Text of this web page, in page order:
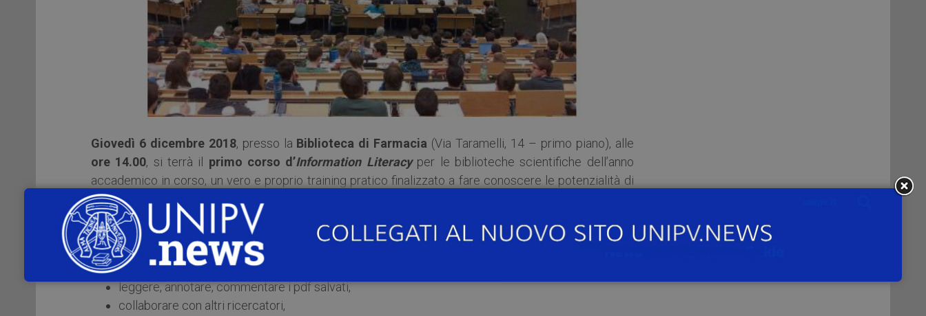
Giovedì 6 dicembre 2018, presso la Biblioteca di Farmacia (Via Taramelli, 14 – primo piano), alle
ore 14.00, si terrà il primo corso d’Information Literacyper le biblioteche scientifiche dell’anno
accademico in corso, un vero e proprio training pratico finalizzato a fare conoscere le potenzialità di
Mendeley, il software di gestione bibliografica che ti permette di:
creare la tua collezione di riferimenti bibliografici efull-text da banche dati e dal web,
inserire riferimenti bibliografici nei documenti,
generare automaticamente citazioni e bibliografie nello stile citazionale richiesto,
leggere, annotare, commentare i pdf salvati,
collaborare con altri ricercatori,